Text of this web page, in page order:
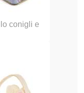
conigli e